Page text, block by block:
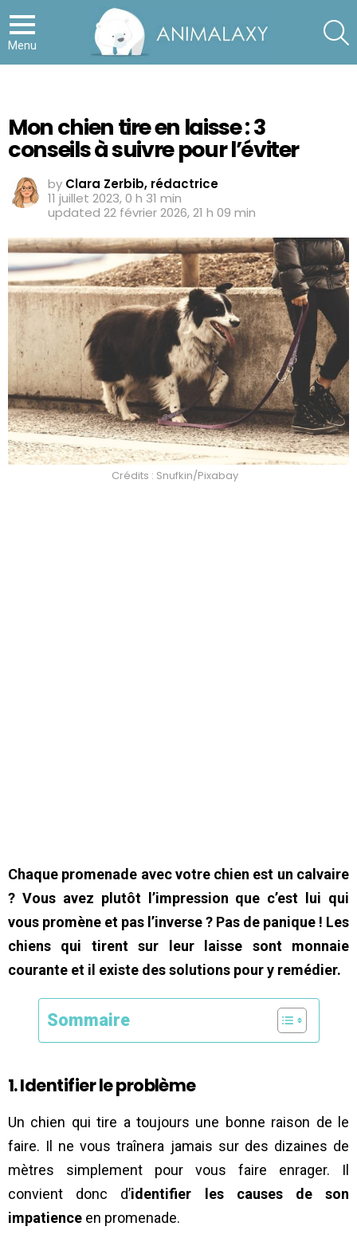
Menu
Mon chien tire en laisse : 3
conseils à suivre pour l’éviter
by Clara Zerbib, rédactrice
11 juillet 2023, 0 h 31 min
updated 22 février 2026, 21 h 09 min
Crédits : Snufkin/Pixabay
Chaque promenade avec votre chien est un calvaire
? Vous avez plutôt l’impression que c’est lui qui
vous promène et pas l’inverse ? Pas de panique ! Les
chiens qui tirent sur leur laisse sont monnaie
courante et il existe des solutions pour y remédier.
Sommaire
1. Identifier le problème
Un chien qui tire a toujours une bonne raison de le
faire. Il ne vous traînera jamais sur des dizaines de
mètres simplement pour vous faire enrager. Il
convient donc d’identifier les causes de son
impatience en promenade.